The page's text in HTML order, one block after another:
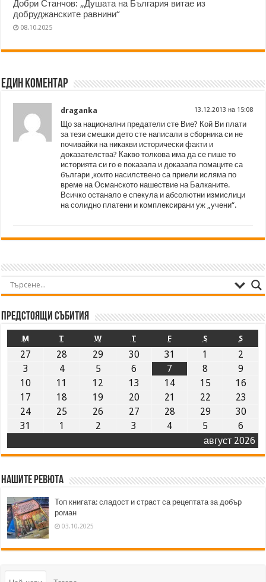
Добри Станчов: „Душата на България витае из
добруджанските равнини“
08.10.2025
Един коментар
draganka 13.12.2013 на 15:08
Що за национални предатели сте Вие? Кой Ви плати
за тези смешки дето сте написали в сборника си не
почивайки на никакви исторически факти и
доказателства? Какво толкова има да се пише то
историята си го е показала и доказала помаците са
българи ,които насилствено са приели исляма по
време на Османското нашествие на Балканите.
Всичко останало е спекула и абсолютни измислици
на солидно платени и комплексирани уж „учени“.
Предстоящи събития
август 2026
M T W T F S S
27 28 29 30 31 1
2
3
4 5 6 7 8
9
10
11 12 13 14 15
16
17
18 19 20 21 22
23
24
25 26 27 28 29
30
31
1 2 3 4 5 6
Нашите ревюта
Топ книгата: сладост и страст са рецептата за добър
роман
03.10.2025